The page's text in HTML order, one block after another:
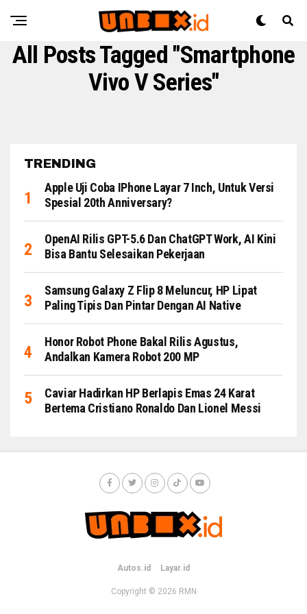
All Posts Tagged "Smartphone
Vivo V Series"
TRENDING
Apple Uji Coba IPhone Layar 7 Inch, Untuk Versi
Spesial 20th Anniversary?
OpenAI Rilis GPT-5.6 Dan ChatGPT Work, AI Kini
Bisa Bantu Selesaikan Pekerjaan
Samsung Galaxy Z Flip 8 Meluncur, HP Lipat
Paling Tipis Dan Pintar Dengan AI Native
Honor Robot Phone Bakal Rilis Agustus,
Andalkan Kamera Robot 200 MP
Caviar Hadirkan HP Berlapis Emas 24 Karat
Bertema Cristiano Ronaldo Dan Lionel Messi
Autos.id Layar.id
Copyright © 2026 RMN